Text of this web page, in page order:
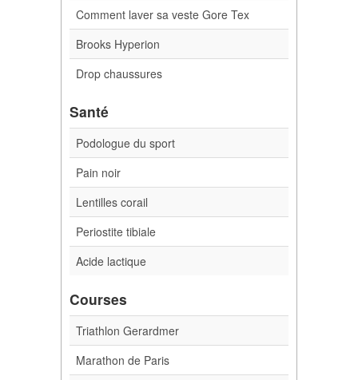
Comment laver sa veste Gore Tex
Brooks Hyperion
Drop chaussures
Santé
Podologue du sport
Pain noir
Lentilles corail
Periostite tibiale
Acide lactique
Courses
Triathlon Gerardmer
Marathon de Paris